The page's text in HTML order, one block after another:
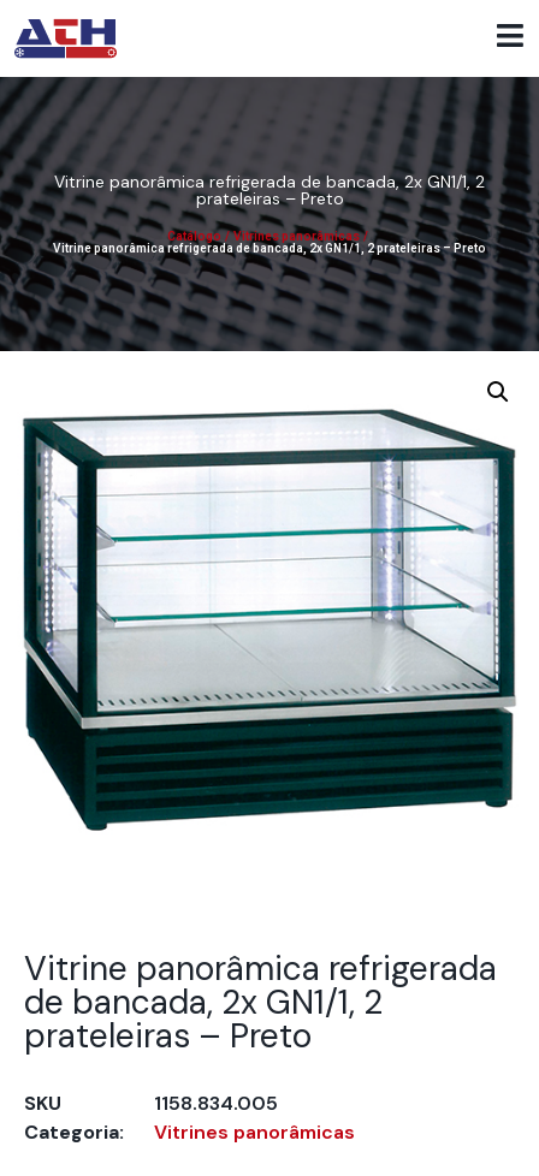
Vitrine panorâmica refrigerada de bancada, 2x GN1/1, 2
prateleiras – Preto
Catálogo / Vitrines panorâmicas /
Vitrine panorâmica refrigerada de bancada, 2x GN1/1, 2 prateleiras – Preto
Vitrine panorâmica refrigerada
de bancada, 2x GN1/1, 2
prateleiras – Preto
SKU
1158.834.005
Categoria:
Vitrines panorâmicas